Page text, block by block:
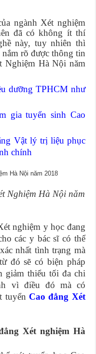
ngành Xét nghiệm
đã có không ít thí
này, tuy nhiên thì
rõ được thông tin
Nghiệm Hà Nội năm
dưỡng TPHCM như
gia tuyển sinh Cao
Vật lý trị liệu phục
chính
Nghiệm Hà Nội năm
nghiệm y học đang
các y bác sĩ có thể
nhất tình trạng mà
đó sẽ có biện pháp
giảm thiểu tối đa chi
vì điều đó mà có
tuyển Cao đẳng Xét
Xét nghiệm Hà